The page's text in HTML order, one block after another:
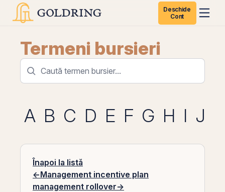
Deschide
Cont
Termeni bursieri
A B C D E F G H I J
Înapoi la listă
←Management incentive plan
management rollover→